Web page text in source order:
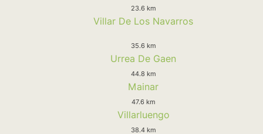
23.6 km
Villar De Los Navarros
35.6 km
Urrea De Gaen
44.8 km
Mainar
47.6 km
Villarluengo
38.4 km